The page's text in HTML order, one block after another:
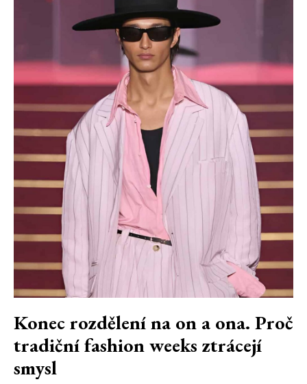
Konec rozdělení na on a ona. Proč
tradiční fashion weeks ztrácejí
smysl